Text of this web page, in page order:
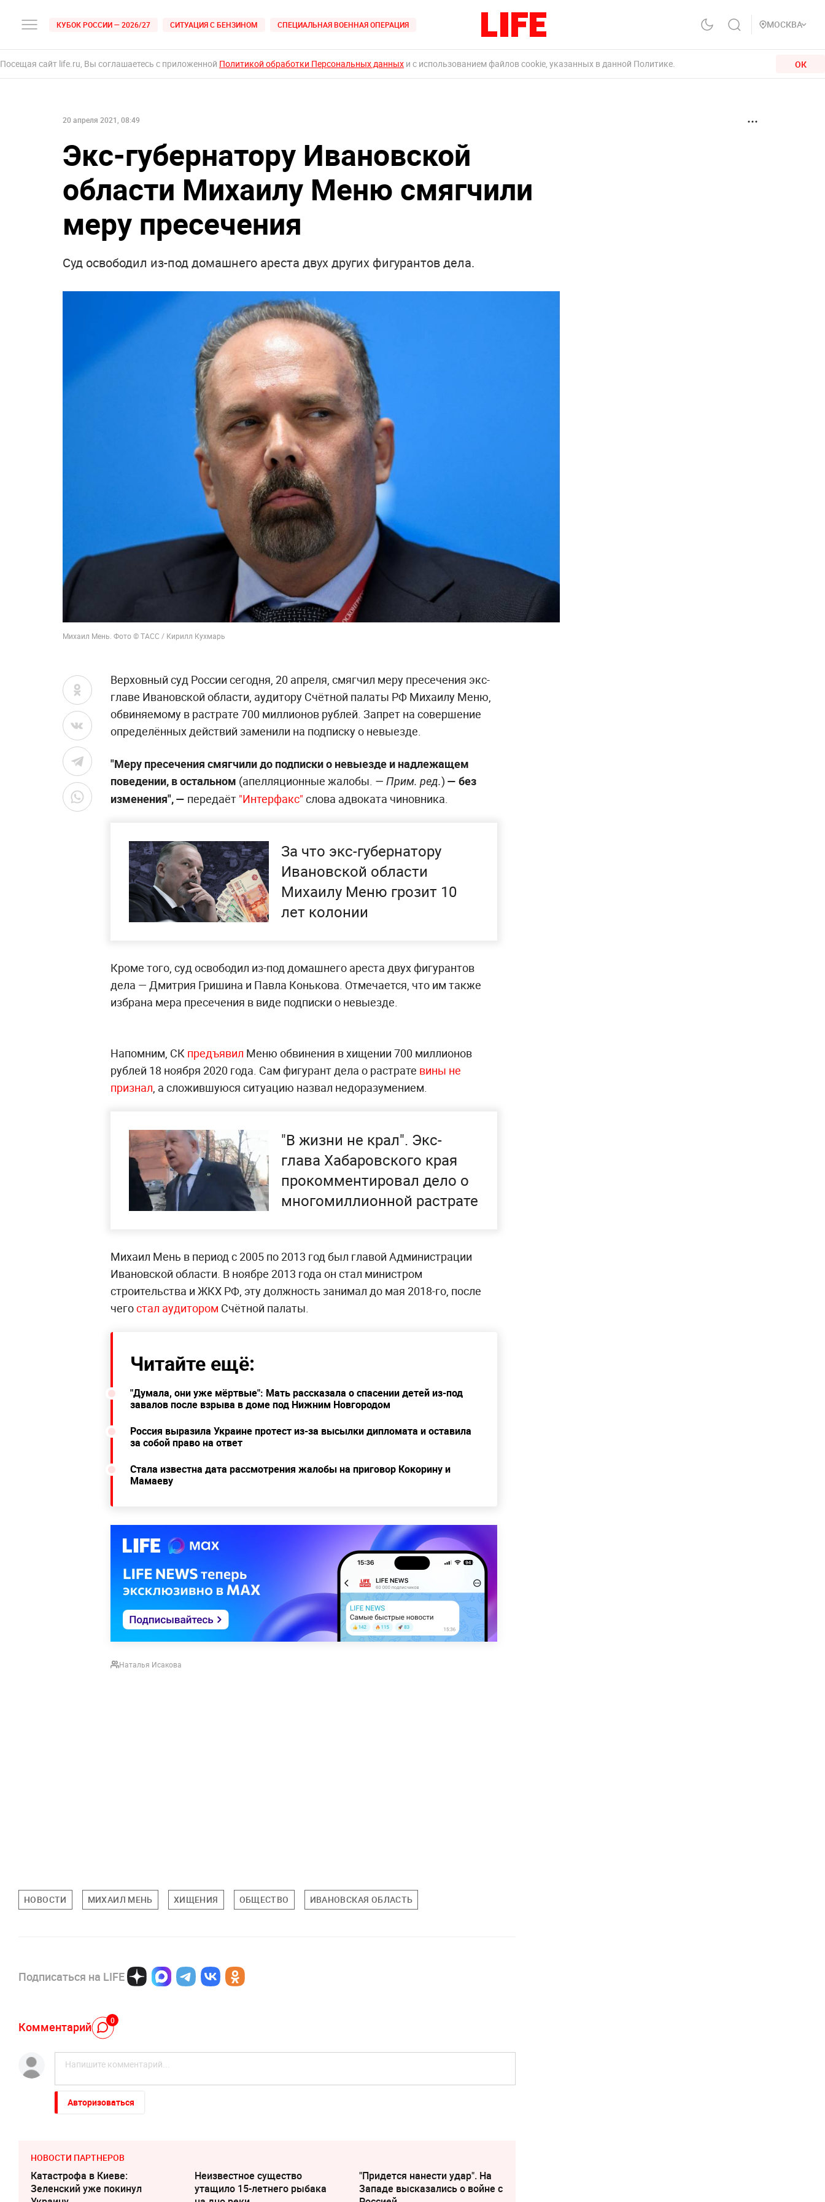
КУБОК РОССИИ — 2026/27 СИТУАЦИЯ С БЕНЗИНОМ СПЕЦИАЛЬНАЯ ВОЕННАЯ ОПЕРАЦИЯ МОСКВА
Посещая сайт life.ru, Вы соглашаетесь с приложенной Политикой обработки Персональных данных и с использованием файлов cookie, указанных в данной Политике. ОК
20 апреля 2021, 08:49
Экс-губернатору Ивановской
области Михаилу Меню смягчили
меру пресечения
Суд освободил из-под домашнего ареста двух других фигурантов дела.
Михаил Мень. Фото © ТАСС / Кирилл Кухмарь
Верховный суд России сегодня, 20 апреля, смягчил меру пресечения экс-
главе Ивановской области, аудитору Счётной палаты РФ Михаилу Меню,
обвиняемому в растрате 700 миллионов рублей. Запрет на совершение
определённых действий заменили на подписку о невыезде.
"Меру пресечения смягчили до подписки о невыезде и надлежащем
поведении, в остальном (апелляционные жалобы. — Прим. ред.) — без
изменения", — передаёт "Интерфакс" слова адвоката чиновника.
За что экс-губернатору
Ивановской области
Михаилу Меню грозит 10
лет колонии
Кроме того, суд освободил из-под домашнего ареста двух фигурантов
дела — Дмитрия Гришина и Павла Конькова. Отмечается, что им также
избрана мера пресечения в виде подписки о невыезде.
Напомним, СК предъявил Меню обвинения в хищении 700 миллионов
рублей 18 ноября 2020 года. Сам фигурант дела о растрате вины не
признал, а сложившуюся ситуацию назвал недоразумением.
"В жизни не крал". Экс-
глава Хабаровского края
прокомментировал дело о
многомиллионной растрате
Михаил Мень в период с 2005 по 2013 год был главой Администрации
Ивановской области. В ноябре 2013 года он стал министром
строительства и ЖКХ РФ, эту должность занимал до мая 2018-го, после
чегостал аудитором Счётной палаты.
Читайте ещё:
"Думала, они уже мёртвые": Мать рассказала о спасении детей из-под
завалов после взрыва в доме под Нижним Новгородом
Россия выразила Украине протест из-за высылки дипломата и оставила
за собой право на ответ
Стала известна дата рассмотрения жалобы на приговор Кокорину и
Мамаеву
Наталья Исакова
НОВОСТИ МИХАИЛ МЕНЬ ХИЩЕНИЯ ОБЩЕСТВО ИВАНОВСКАЯ ОБЛАСТЬ
Подписаться на LIFE
Комментарий 0
Авторизоваться
НОВОСТИ ПАРТНЕРОВ
Катастрофа в Киеве:
Зеленский уже покинул
Неизвестное существо
утащило 15-летнего рыбака
"Придется нанести удар". На
Западе высказались о войне с